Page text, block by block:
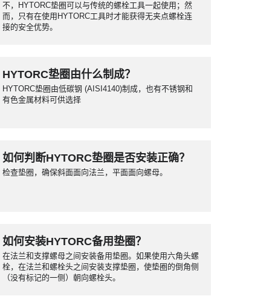
气
不，HYTORC垫圈可以与传统的螺栓工具一起使用；然
而，只有在使用HYTORC工具时才能获得无夹点螺栓连
接的安全优势。
HYTORC垫圈由什么制成？
HYTORC垫圈由低碳钢 (AISI4140)制成，也有不锈钢和
有色金属材料可供选择
如何判断HYTORC垫圈是否安装正确？
检查垫圈，确保斜面面向法兰，平面面向螺母。
如何安装HYTORC备用垫圈？
在法兰和支撑螺母之间安装备用垫圈。如果使用六角头螺
栓，在法兰和螺栓头之间安装支撑垫圈，使垫圈的倒角侧
（没有标记的一侧）朝向螺栓头。